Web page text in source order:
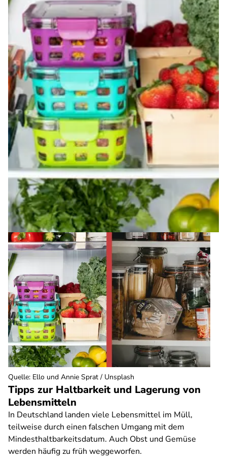
Tipps zur Haltbarkeit und Lagerung von
Lebensmitteln
In Deutschland landen viele Lebensmittel im Müll,
teilweise durch einen falschen Umgang mit dem
Mindesthaltbarkeitsdatum. Auch Obst und Gemüse
werden häufig zu früh weggeworfen.
Quelle: Ello und Annie Sprat / Unsplash